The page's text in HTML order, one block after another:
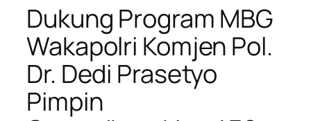
Dukung Program MBG
Wakapolri Komjen Pol.
Dr. Dedi Prasetyo
Pimpin